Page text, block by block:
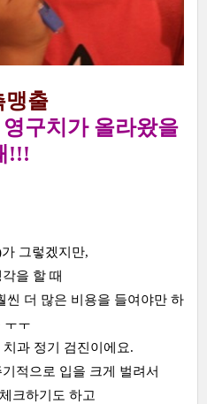
맹출
구치가 올라왔을
!!!
그렇겠지만,
을 할 때
씬 더 많은 비용을 들여야만 하
ㅜㅜ
과 정기 검진이에요.
적으로 입을 크게 벌려서
크하기도 하고